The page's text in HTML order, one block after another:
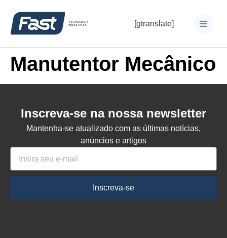
[gtranslate]
Manutentor Mecânico
Inscreva-se na nossa newsletter
Mantenha-se atualizado com as últimas notícias,
anúncios e artigos
Inscreva-se